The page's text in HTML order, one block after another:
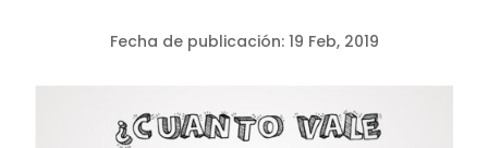
Fecha de publicación: 19 Feb, 2019